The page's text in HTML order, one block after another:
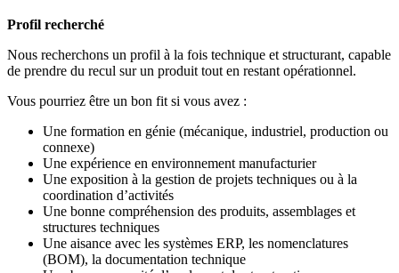
Profil recherché
Nous recherchons un profil à la fois technique et structurant, capable
de prendre du recul sur un produit tout en restant opérationnel.
Vous pourriez être un bon fit si vous avez :
Une formation en génie (mécanique, industriel, production ou
connexe)
Une expérience en environnement manufacturier
Une exposition à la gestion de projets techniques ou à la
coordination d’activités
Une bonne compréhension des produits, assemblages et
structures techniques
Une aisance avec les systèmes ERP, les nomenclatures
(BOM), la documentation technique